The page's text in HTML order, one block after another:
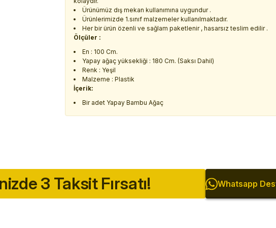
Ürünümüz dış mekan kullanımına uygundur .
Ürünlerimizde 1.sınıf malzemeler kullanılmaktadır.
Her bir ürün özenli ve sağlam paketlenir , hasarsız teslim edilir .
Ölçüler :
En : 100 Cm.
Yapay ağaç yüksekliği : 180 Cm. (Saksı Dahil)
Renk : Yeşil
Malzeme : Plastik
İçerik:
Bir adet Yapay Bambu Ağaç
3 Taksit Fırsatı! Whatsapp